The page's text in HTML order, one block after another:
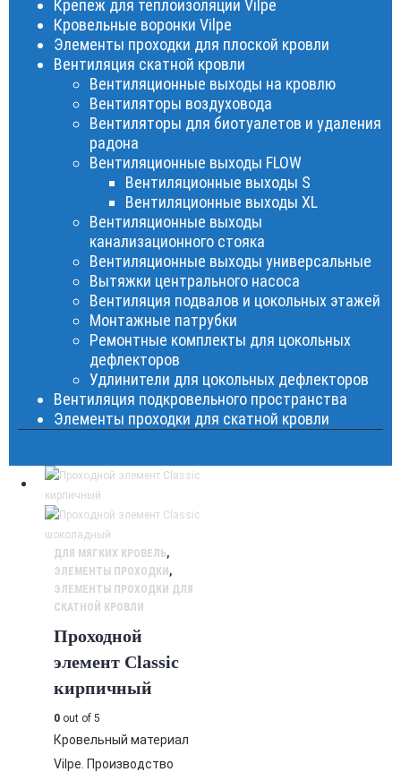
Крепеж для теплоизоляции Vilpe
Кровельные воронки Vilpe
Элементы проходки для плоской кровли
Вентиляция скатной кровли
Вентиляционные выходы на кровлю
Вентиляторы воздуховода
Вентиляторы для биотуалетов и удаления
радона
Вентиляционные выходы FLOW
Вентиляционные выходы S
Вентиляционные выходы XL
Вентиляционные выходы
канализационного стояка
Вентиляционные выходы универсальные
Вытяжки центрального насоса
Вентиляция подвалов и цокольных этажей
Монтажные патрубки
Ремонтные комплекты для цокольных
дефлекторов
Удлинители для цокольных дефлекторов
Вентиляция подкровельного пространства
Элементы проходки для скатной кровли
ДЛЯ МЯГКИХ КРОВЕЛЬ,
ЭЛЕМЕНТЫ ПРОХОДКИ ,
ЭЛЕМЕНТЫ ПРОХОДКИ ДЛЯ
СКАТНОЙ КРОВЛИ
Проходной
элемент Classic
кирпичный
0 out of 5
Кровельный материал
Vilpe. Производство